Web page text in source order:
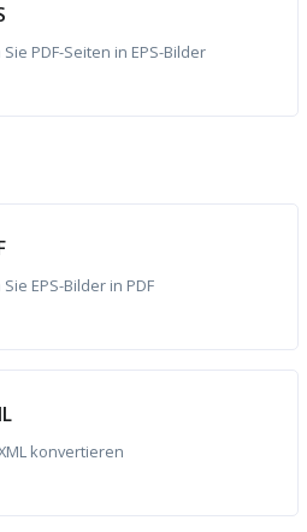
PDF-Seiten in EPS-Bilder
EPS-Bilder in PDF
konvertieren